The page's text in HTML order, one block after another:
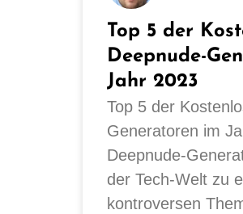
Top 5 der
Deepnude-
Jahr 2023
Top 5 der
Generatoren im
Deepnude-
der Tech-Welt zu
kontroversen